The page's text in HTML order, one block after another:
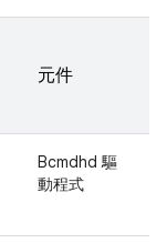
元件
Bcmdhd 驅
動程式